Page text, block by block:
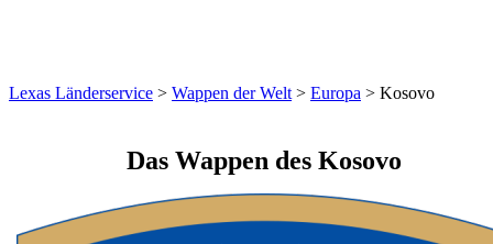
Lexas Länderservice > Wappen der Welt > Europa > Kosovo
Das Wappen des Kosovo